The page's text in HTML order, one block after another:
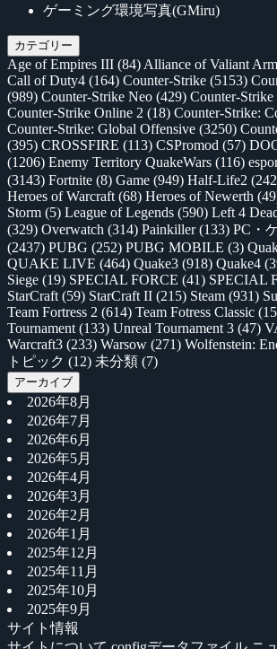
ゲーミング環境写真(GMiru)
カテゴリー
Age of Empires III (84) Alliance of Valiant
Call of Duty4 (164) Counter-Strike (5153)
(989) Counter-Strike Neo (429) Counter-
Counter-Strike Online 2 (18) Counter-Strike:
Counter-Strike: Global Offensive (3250)
(395) CROSSFIRE (113) CSPromod (57)
(1206) Enemy Territory QuakeWars (116)
(3143) Fortnite (8) Game (949) Half-Life2
Heroes of Warcraft (68) Heroes of Newerth
Storm (5) League of Legends (590) Left 4
(329) Overwatch (314) Painkiller(133) PC・
(2437) PUBG (252) PUBG MOBILE (3)
QUAKE LIVE (464) Quake3 (918) Quake4
Siege (19) SPECIAL FORCE (41) SPECIAL
StarCraft (59) StarCraft II (215) Steam (931)
Team Fortress 2 (614) Team Fotress Classic
Tournament (133) Unreal Tournament 3 (47)
Warcraft3 (233) Warsow (271) Wolfenstein:
トピック (12) 未分類 (7)
アーカイブ
2026年8月
2026年7月
2026年6月
2026年5月
2026年4月
2026年3月
2026年2月
2026年1月
2025年12月
2025年11月
2025年10月
2025年9月
サイト情報